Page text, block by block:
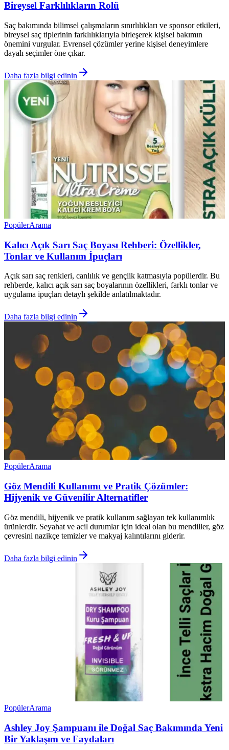
Bireysel Farklılıkların Rolü
Saç bakımında bilimsel çalışmaların sınırlılıkları ve sponsor etkileri,
bireysel saç tiplerinin farklılıklarıyla birleşerek kişisel bakımın
önemini vurgular. Evrensel çözümler yerine kişisel deneyimlere
dayalı seçimler öne çıkar.
Daha fazla bilgi edinin
PopülerArama
Kalıcı Açık Sarı Saç Boyası Rehberi: Özellikler,
Tonlar ve Kullanım İpuçları
Açık sarı saç renkleri, canlılık ve gençlik katmasıyla popülerdir. Bu
rehberde, kalıcı açık sarı saç boyalarının özellikleri, farklı tonlar ve
uygulama ipuçları detaylı şekilde anlatılmaktadır.
Daha fazla bilgi edinin
PopülerArama
Göz Mendili Kullanımı ve Pratik Çözümler:
Hijyenik ve Güvenilir Alternatifler
Göz mendili, hijyenik ve pratik kullanım sağlayan tek kullanımlık
ürünlerdir. Seyahat ve acil durumlar için ideal olan bu mendiller, göz
çevresini nazikçe temizler ve makyaj kalıntılarını giderir.
Daha fazla bilgi edinin
PopülerArama
Ashley Joy Şampuanı ile Doğal Saç Bakımında Yeni
Bir Yaklaşım ve Faydaları